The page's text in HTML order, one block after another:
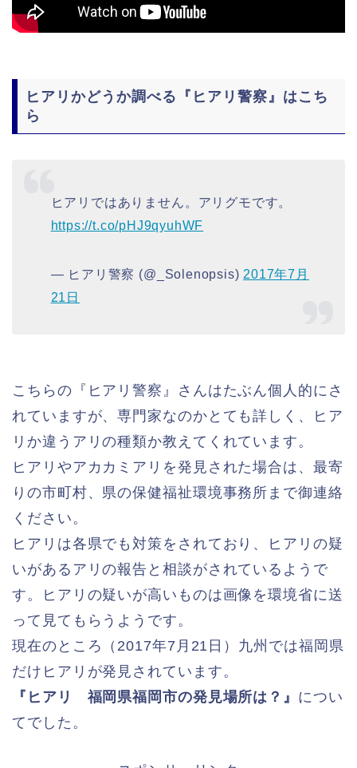
ヒアリかどうか調べる『ヒアリ警察』はこち
ら
ヒアリではありません。アリグモです。
https://t.co/pHJ9qyuhWF
— ヒアリ警察 (@_Solenopsis) 2017年7月
21日
こちらの『ヒアリ警察』さんはたぶん個人的にさ
れていますが、専門家なのかとても詳しく、ヒア
リか違うアリの種類か教えてくれています。
ヒアリやアカカミアリを発見された場合は、最寄
りの市町村、県の保健福祉環境事務所まで御連絡
ください。
ヒアリは各県でも対策をされており、ヒアリの疑
いがあるアリの報告と相談がされているようで
す。ヒアリの疑いが高いものは画像を環境省に送
って見てもらうようです。
現在のところ（2017年7月21日）九州では福岡県
だけヒアリが発見されています。
『ヒアリ 福岡県福岡市の発見場所は？』 につい
てでした。